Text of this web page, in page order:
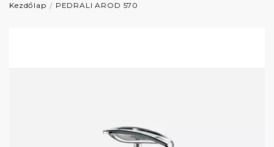
Kezdőlap PEDRALI AROD 570